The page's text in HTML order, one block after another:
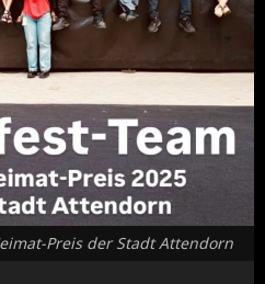
Preis der Stadt Attendorn